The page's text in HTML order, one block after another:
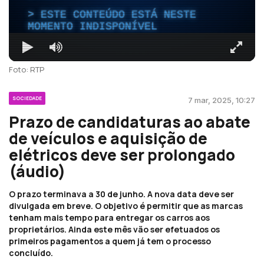
ESTE CONTEÚDO ESTÁ NESTE
MOMENTO INDISPONÍVEL
Foto: RTP
SOCIEDADE 7 mar, 2025, 10:27
Prazo de candidaturas ao abate
de veículos e aquisição de
elétricos deve ser prolongado
(áudio)
O prazo terminava a 30 de junho. A nova data deve ser
divulgada em breve. O objetivo é permitir que as marcas
tenham mais tempo para entregar os carros aos
proprietários. Ainda este mês vão ser efetuados os
primeiros pagamentos a quem já tem o processo
concluído.